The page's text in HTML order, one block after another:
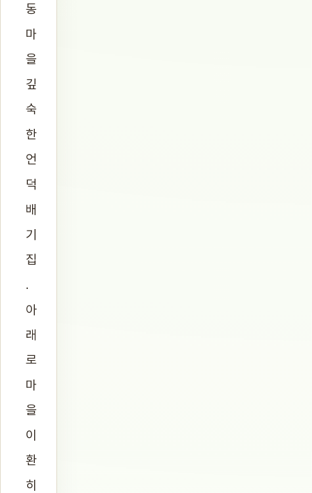
동
마
을
깊
숙
한
언
덕
배
기
집
.
아
래
로
마
을
이
환
히